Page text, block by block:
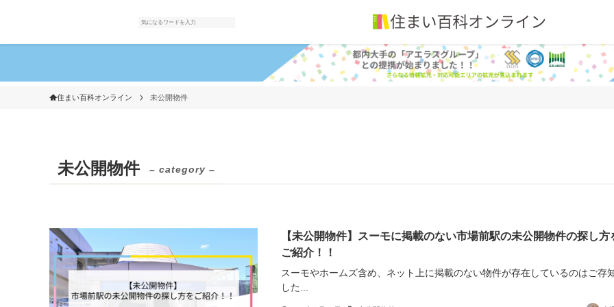
住まい百科オンライン 未公開物件
未公開物件 – category –
【未公開物件】スーモに掲載のない市場前駅の未公開物件の探し方
ご紹介！！
スーモやホームズ含め、ネット上に掲載のない物件が存在しているのはご存
した...